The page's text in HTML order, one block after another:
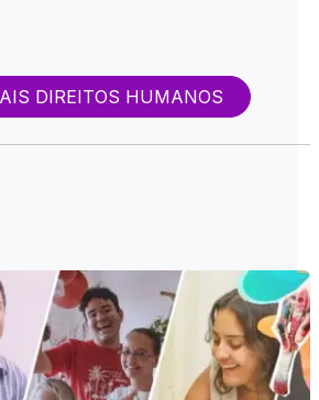
DIREITOS HUMANOS